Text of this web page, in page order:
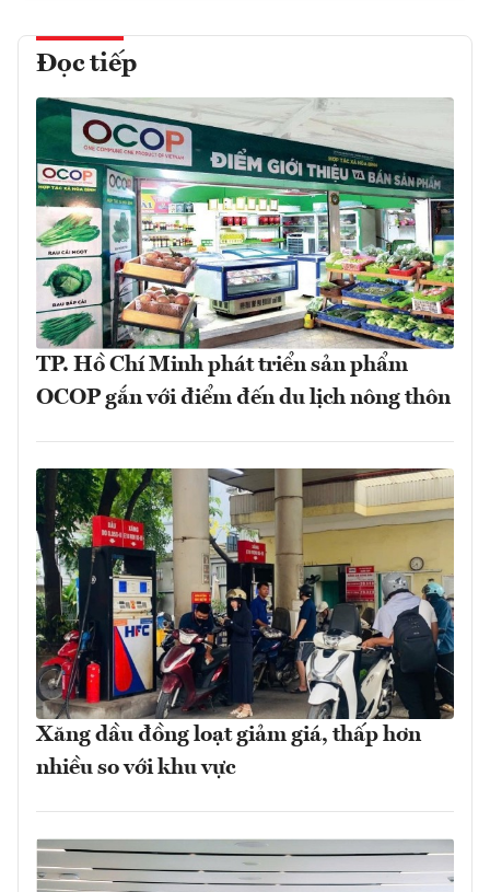
Đọc tiếp
TP. Hồ Chí Minh phát triển sản phẩm
OCOP gắn với điểm đến du lịch nông thôn
Xăng dầu đồng loạt giảm giá, thấp hơn
nhiều so với khu vực